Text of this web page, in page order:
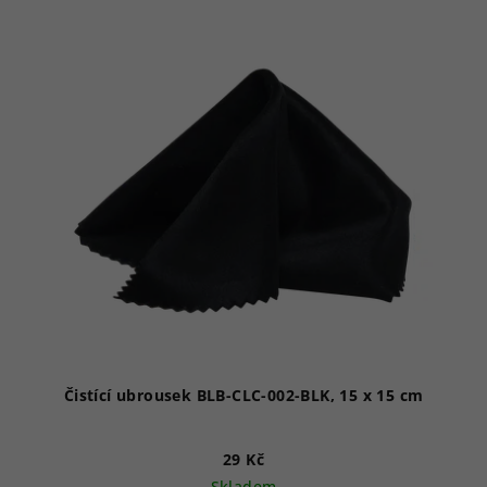
Čistící ubrousek BLB-CLC-002-BLK, 15 x 15 cm
29 Kč